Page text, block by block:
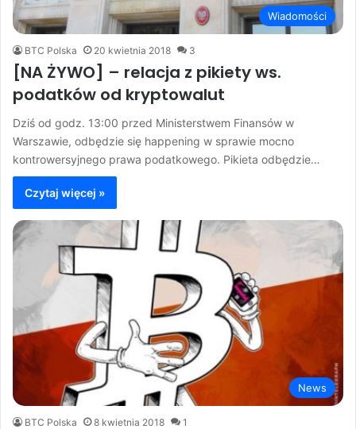
Wiadomości
BTC Polska 20 kwietnia 2018 3
[NA ŻYWO] – relacja z pikiety ws.
podatków od kryptowalut
Dziś od godz. 13:00 przed Ministerstwem Finansów w
Warszawie, odbędzie się happening w sprawie mocno
kontrowersyjnego prawa podatkowego. Pikieta odbędzie…
Czytaj więcej »
News
BTC Polska 8 kwietnia 2018 1